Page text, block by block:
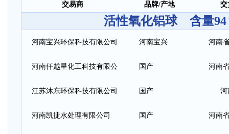
交易商 品牌/产地 交
活性氧化铝球 含量94
河南宝兴环保科技有限公司 河南宝兴 河南
河南仟越星化工科技有限公
司
国产 河南
江苏沐东环保科技有限公司 国产 河
河南凯捷水处理有限公司 国产 河南